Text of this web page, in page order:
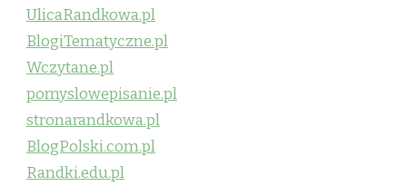
UlicaRandkowa.pl
BlogiTematyczne.pl
Wczytane.pl
pomyslowepisanie.pl
stronarandkowa.pl
BlogPolski.com.pl
Randki.edu.pl